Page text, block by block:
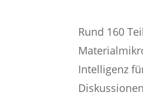
Rund 160
Intelligenz